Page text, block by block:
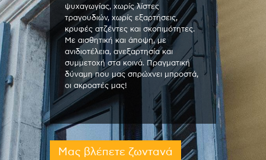
ψυχαγωγίας, χωρίς λίστες
τραγουδιών, χωρίς εξαρτήσεις,
κρυφές ατζέντες και σκοπιμότητες.
Με αισθητική και άποψη, με
ανιδιοτέλεια, ανεξαρτησία και
συμμετοχή στα κοινά. Πραγματική
δύναμη που μας σπρώχνει μπροστά,
οι ακροατές μας!
Μας βλέπετε ζωντανά